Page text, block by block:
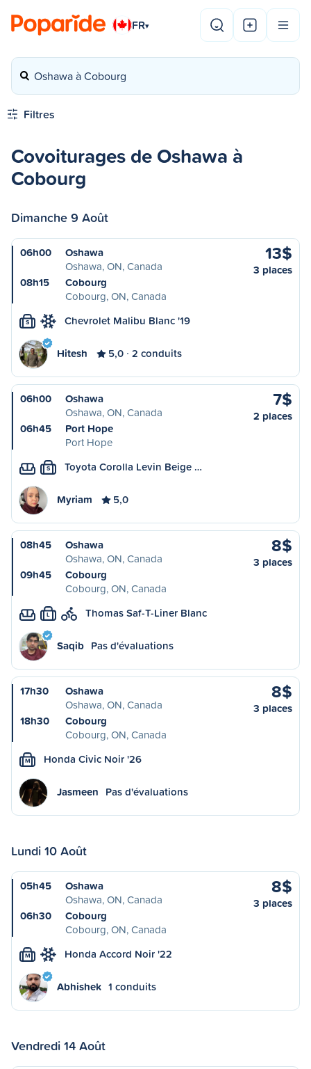
FR▾
Oshawa à Cobourg
Filtres
Covoiturages de Oshawa à
Cobourg
Dimanche 9 Août
06h00
Oshawa
Oshawa, ON, Canada
08h15
Cobourg
Cobourg, ON, Canada
13$
3 places
S Chevrolet Malibu Blanc '19
Hitesh 5,0 2 conduits
06h00
Oshawa
Oshawa, ON, Canada
06h45
Port Hope
Port Hope
7$
2 places
S Toyota Corolla Levin Beige …
Myriam 5,0
08h45
Oshawa
Oshawa, ON, Canada
09h45
Cobourg
Cobourg, ON, Canada
8$
3 places
L Thomas Saf-T-Liner Blanc
Saqib Pas d'évaluations
17h30
Oshawa
Oshawa, ON, Canada
18h30
Cobourg
Cobourg, ON, Canada
8$
3 places
M Honda Civic Noir '26
Jasmeen Pas d'évaluations
Lundi 10 Août
05h45
Oshawa
Oshawa, ON, Canada
06h30
Cobourg
Cobourg, ON, Canada
8$
3 places
M Honda Accord Noir '22
Abhishek 1 conduits
Vendredi 14 Août